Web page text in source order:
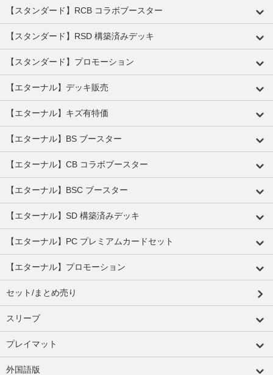
【スタンダード】RCB コラボブースター
【スタンダード】RSD 構築済みデッキ
【スタンダード】プロモーション
【エターナル】デッキ販売
【エターナル】キズ有特価
【エターナル】BS ブースター
【エターナル】CB コラボブースター
【エターナル】BSC ブースター
【エターナル】SD 構築済みデッキ
【エターナル】PC プレミアムカードセット
【エターナル】プロモーション
セット/まとめ売り
スリーブ
プレイマット
外国語版